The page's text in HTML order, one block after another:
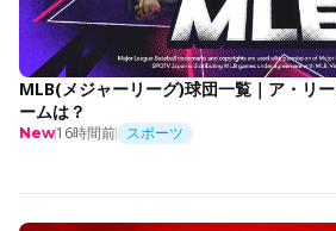
MLB(メジャーリーグ)球団一覧｜ア・リ
ームは？
New16時間前 スポーツ